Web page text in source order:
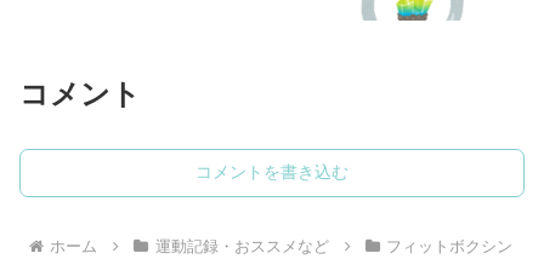
コメント
コメントを書き込む
ホーム 運動記録・おススメなど
フィットボクシン